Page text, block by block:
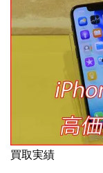
買取実績